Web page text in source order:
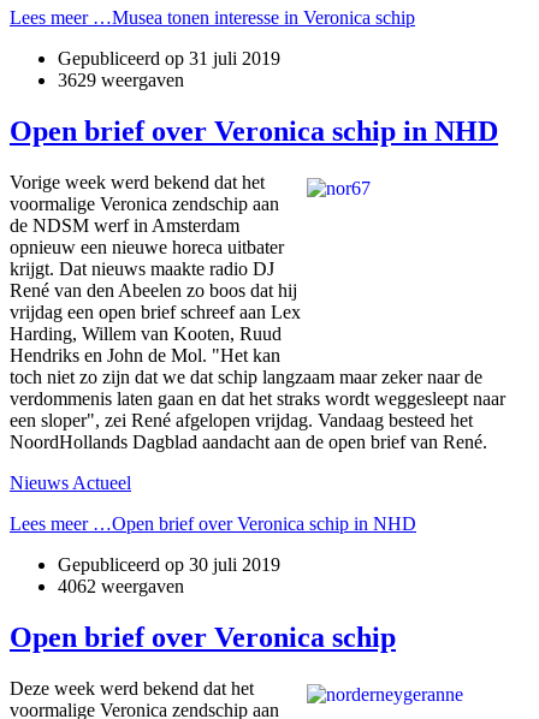
Lees meer …Musea tonen interesse in Veronica schip
Gepubliceerd op 31 juli 2019
3629 weergaven
Open brief over Veronica schip in NHD
Vorige week werd bekend dat het
voormalige Veronica zendschip aan
de NDSM werf in Amsterdam
opnieuw een nieuwe horeca uitbater
krijgt. Dat nieuws maakte radio DJ
René van den Abeelen zo boos dat hij
vrijdag een open brief schreef aan Lex
Harding, Willem van Kooten, Ruud
Hendriks en John de Mol. "Het kan
toch niet zo zijn dat we dat schip langzaam maar zeker naar de
verdommenis laten gaan en dat het straks wordt weggesleept naar
een sloper", zei René afgelopen vrijdag. Vandaag besteed het
NoordHollands Dagblad aandacht aan de open brief van René.
Nieuws Actueel
Lees meer …Open brief over Veronica schip in NHD
Gepubliceerd op 30 juli 2019
4062 weergaven
Open brief over Veronica schip
Deze week werd bekend dat het
voormalige Veronica zendschip aan